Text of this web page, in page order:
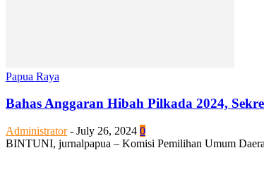
Papua Raya
Bahas Anggaran Hibah Pilkada 2024,
Administrator - July 26, 2024 0
BINTUNI, jurnalpapua – Komisi Pemilihan Umum